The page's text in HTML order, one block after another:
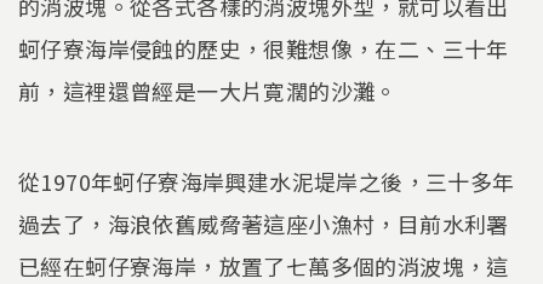
蚵仔寮海岸侵蝕的歷史，很難想像，在二、三十年
前，這裡還曾經是一大片寛濶的沙灘。
從1970年蚵仔寮海岸興建水泥堤岸之後，三十多年
過去了，海浪依舊威脅著這座小漁村，目前水利署
已經在蚵仔寮海岸，放置了七萬多個的消波塊，這